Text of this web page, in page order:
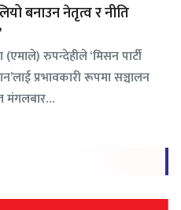
बनाउन नेतृत्व र नीति
रुपन्देहीले ‘मिसन पार्टी
प्रभावकारी रूपमा सञ्चालन
मंगलबार…